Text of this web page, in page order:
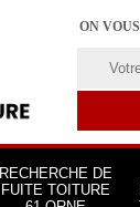
ON
RECHERCHE DE
FUITE TOITURE